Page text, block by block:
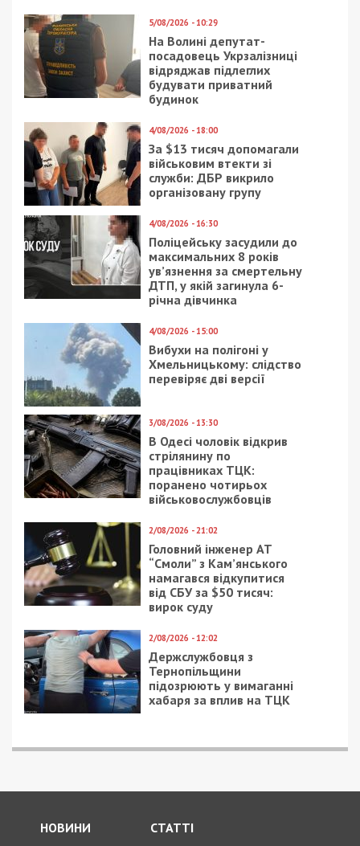
5/08/2026 - 10:29
На Волині депутат-
посадовець Укрзалізниці
відряджав підлеглих
будувати приватний
будинок
4/08/2026 - 18:00
За $13 тисяч допомагали
військовим втекти зі
служби: ДБР викрило
організовану групу
4/08/2026 - 16:30
Поліцейську засудили до
максимальних 8 років
ув’язнення за смертельну
ДТП, у якій загинула 6-
річна дівчинка
4/08/2026 - 15:00
Вибухи на полігоні у
Хмельницькому: слідство
перевіряє дві версії
3/08/2026 - 13:30
В Одесі чоловік відкрив
стрілянину по
працівниках ТЦК:
поранено чотирьох
військовослужбовців
2/08/2026 - 21:02
Головний інженер АТ
“Смоли” з Кам’янського
намагався відкупитися
від СБУ за $50 тисяч:
вирок суду
2/08/2026 - 12:02
Держслужбовця з
Тернопільщини
підозрюють у вимаганні
хабаря за вплив на ТЦК
НОВИНИ СТАТТІ